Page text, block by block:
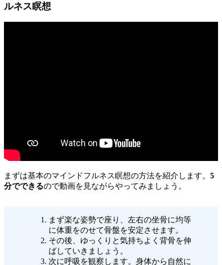
ルネス瞑想
まずは基本のマインドフルネス瞑想の方法を紹介します。 5
分でできるので動画を見ながらやってみましょう。
まず楽な姿勢で座り、左右の坐骨に均等
に体重をのせて骨盤を安定させます。
その後、ゆっくりと気持ちよく背骨を伸
ばしていきましょう。
次に呼吸を観察します。身体から自然に